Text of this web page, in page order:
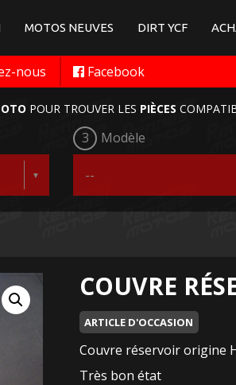
MOTOS NEUVES DIRT YCF
nous Facebook
POUR TROUVER LES PIÈCES
3 Modèle
COUVRE
ARTICLE D'OCCASION
Couvre réservoir origine
Très bon état